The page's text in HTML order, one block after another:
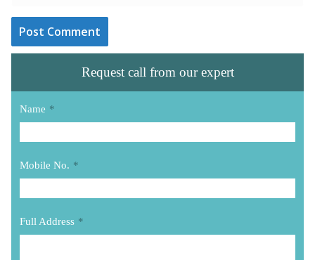
Request call from our expert
Name *
Mobile No. *
Full Address *